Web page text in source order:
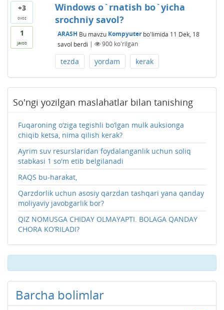
+3
ovoz
1
javob
Windows o`rnatish bo`yicha
srochniy savol?
ARASH Bu mavzu Kompyuterbo'limida 11 Dek, 18
savol berdi | 900ko'rilgan
tezda yordam kerak
So'ngi yozilgan maslahatlar bilan tanishing
Fuqaroning o‘ziga tegishli bo‘lgan mulk auksionga
chiqib ketsa, nima qilish kerak?
Ayrim suv resurslaridan foydalanganlik uchun soliq
stabkasi 1 so'm etib belgilanadi
RAQS bu-harakat,
Qarzdorlik uchun asosiy qarzdan tashqari yana qanday
moliyaviy javobgarlik bor?
QIZ NOMUSGA CHIDAY OLMAYAPTI. BOLAGA QANDAY
CHORA KO‘RILADI?
Barcha bolimlar